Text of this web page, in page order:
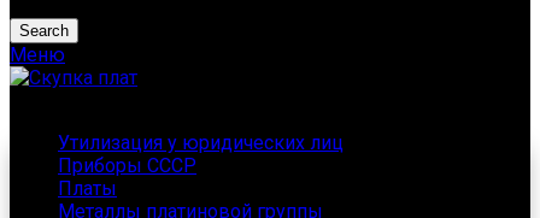
Search
Меню
Утилизация у юридических лиц
Приборы СССР
Платы
Металлы платиновой группы